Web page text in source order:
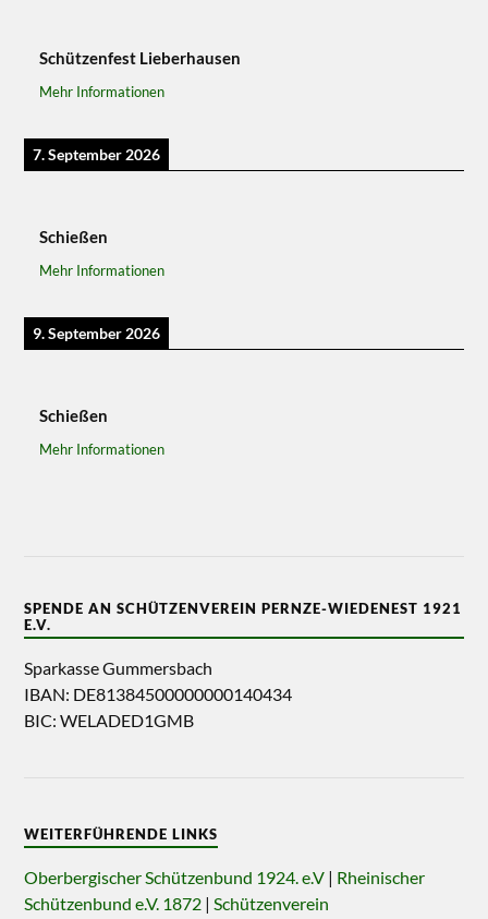
Schützenfest Lieberhausen
Mehr Informationen
7. September 2026
Schießen
Mehr Informationen
9. September 2026
Schießen
Mehr Informationen
SPENDE AN SCHÜTZENVEREIN PERNZE-WIEDENEST 1921
E.V.
Sparkasse Gummersbach
IBAN: DE81384500000000140434
BIC: WELADED1GMB
WEITERFÜHRENDE LINKS
Oberbergischer Schützenbund 1924. e.V | Rheinischer
Schützenbund e.V. 1872 |Schützenverein